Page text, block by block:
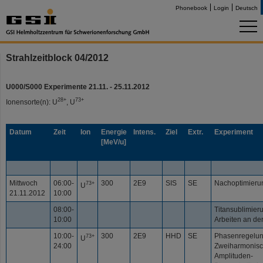
Phonebook Login Deutsch
Strahlzeitblock 04/2012
U000/S000 Experimente 21.11. - 25.11.2012
Ionensorte(n): U28+, U73+
Datum Zeit Ion
Energie
[MeV/u]
Intens. Ziel Extr. Experiment
Mittwoch
21.11.2012
06:00-
10:00
U73+ 300 2E9 SIS SE
08:00-
10:00
Arbeiten an
10:00-
24:00
U73+ 300 2E9 HHD SE
Amplituden-